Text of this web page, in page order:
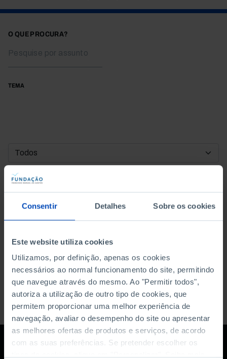
Consentir Detalhes Sobre os cookies
Este website utiliza cookies
Utilizamos, por definição, apenas os cookies
necessários ao normal funcionamento do site, permitindo
que navegue através do mesmo. Ao "Permitir todos",
autoriza a utilização de outro tipo de cookies, que
permitem proporcionar uma melhor experiência de
navegação, avaliar o desempenho do site ou apresentar
as melhores ofertas de produtos e serviços, de acordo
com as suas preferências. Se pretender escolher os
O QUE PROCURA?
TEMA
DATA DE INÍCIO
DATA DE FIM